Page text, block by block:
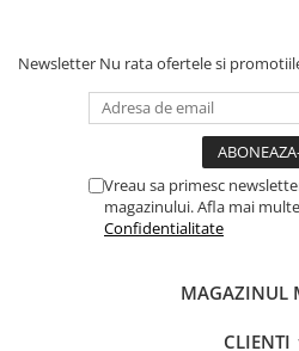
Newsletter Nu rata ofertele si
Vreau sa primesc
magazinului. Afla mai
Confidentialitate
MAGAZINUL
CLIENTI